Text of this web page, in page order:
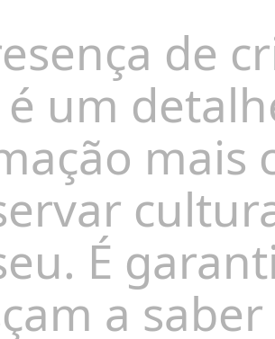
de
um
mais
É
a